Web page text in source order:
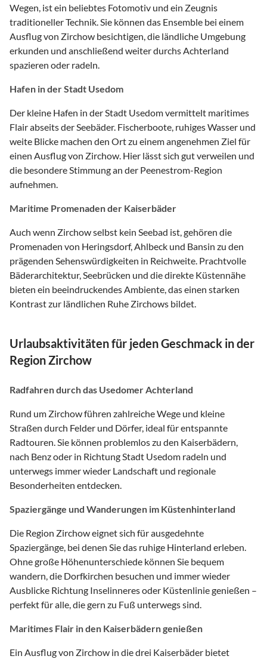
Wegen, ist ein beliebtes Fotomotiv und ein Zeugnis
traditioneller Technik. Sie können das Ensemble bei einem
Ausflug von Zirchow besichtigen, die ländliche Umgebung
erkunden und anschließend weiter durchs Achterland
spazieren oder radeln.
Hafen in der Stadt Usedom
Der kleine Hafen in der Stadt Usedom vermittelt maritimes
Flair abseits der Seebäder. Fischerboote, ruhiges Wasser und
weite Blicke machen den Ort zu einem angenehmen Ziel für
einen Ausflug von Zirchow. Hier lässt sich gut verweilen und
die besondere Stimmung an der Peenestrom-Region
aufnehmen.
Maritime Promenaden der Kaiserbäder
Auch wenn Zirchow selbst kein Seebad ist, gehören die
Promenaden von Heringsdorf, Ahlbeck und Bansin zu den
prägenden Sehenswürdigkeiten in Reichweite. Prachtvolle
Bäderarchitektur, Seebrücken und die direkte Küstennähe
bieten ein beeindruckendes Ambiente, das einen starken
Kontrast zur ländlichen Ruhe Zirchows bildet.
Urlaubsaktivitäten für jeden Geschmack in der
Region Zirchow
Radfahren durch das Usedomer Achterland
Rund um Zirchow führen zahlreiche Wege und kleine
Straßen durch Felder und Dörfer, ideal für entspannte
Radtouren. Sie können problemlos zu den Kaiserbädern,
nach Benz oder in Richtung Stadt Usedom radeln und
unterwegs immer wieder Landschaft und regionale
Besonderheiten entdecken.
Spaziergänge und Wanderungen im Küstenhinterland
Die Region Zirchow eignet sich für ausgedehnte
Spaziergänge, bei denen Sie das ruhige Hinterland erleben.
Ohne große Höhenunterschiede können Sie bequem
wandern, die Dorfkirchen besuchen und immer wieder
Ausblicke Richtung Inselinneres oder Küstenlinie genießen –
perfekt für alle, die gern zu Fuß unterwegs sind.
Maritimes Flair in den Kaiserbädern genießen
Ein Ausflug von Zirchow in die drei Kaiserbäder bietet